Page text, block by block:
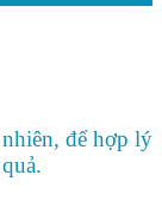
để hợp lý